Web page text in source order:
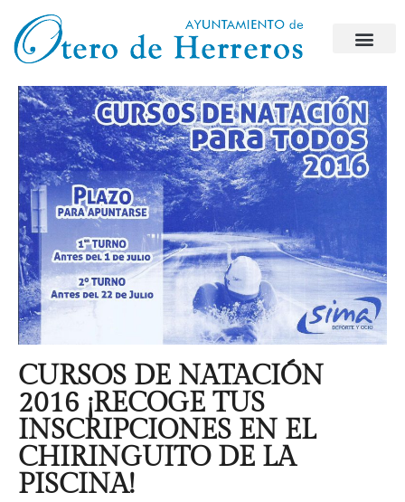
CURSOS DE NATACIÓN
2016 ¡RECOGE TUS
INSCRIPCIONES EN EL
CHIRINGUITO DE LA
PISCINA!